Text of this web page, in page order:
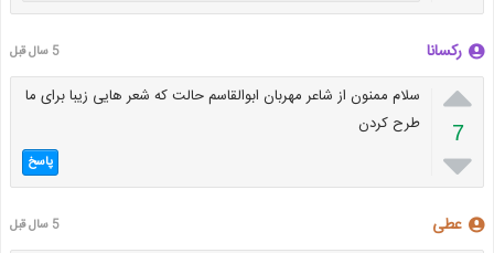
رکسانا 5 سال قبل

7

سلام ممنون از شاعر مهربان ابوالقاسم حالت که شعر هایی زیبا برای ما
طرح کردن
پاسخ
عطی 5 سال قبل